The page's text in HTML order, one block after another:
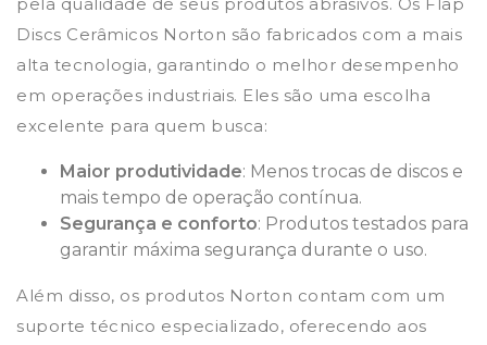
Discs Cerâmicos Norton são fabricados com a mais
alta tecnologia, garantindo o melhor desempenho
em operações industriais. Eles são uma escolha
excelente para quem busca:
Maior produtividade: Menos trocas de discos e
mais tempo de operação contínua.
Segurança e conforto: Produtos testados para
garantir máxima segurança durante o uso.
Além disso, os produtos Norton contam com um
suporte técnico especializado, oferecendo aos